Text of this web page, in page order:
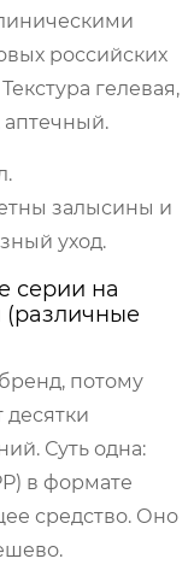
российских
гелевая,
аптечный.
залысины и
уход.
серии на
(различные
потому
Суть одна:
в формате
средство. Оно